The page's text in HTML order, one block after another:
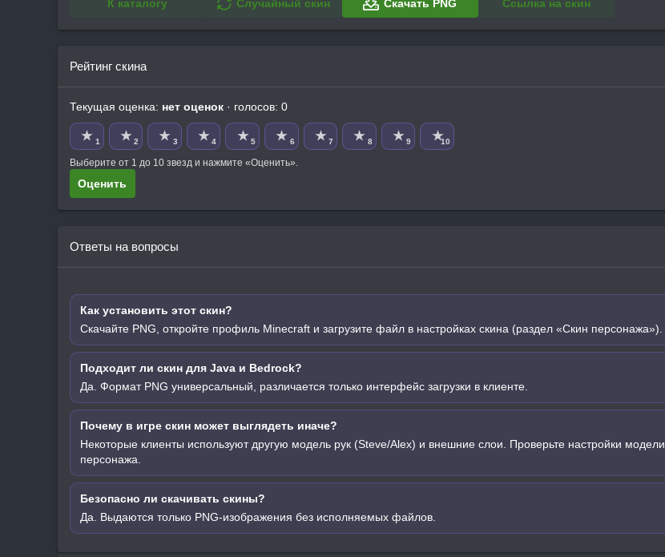
К каталогу Случайный скин Скачать PNG Ссылка на скин
Рейтинг скина
Текущая оценка: нет оценок · голосов: 0
★ 1 ★ 2 ★ 3 ★ 4 ★ 5 ★ 6 ★ 7 ★ 8 ★ 9 ★10
Выберите от 1 до 10 звезд и нажмите «Оценить».
Оценить
Ответы на вопросы
Как установить этот скин?
Скачайте PNG, откройте профиль Minecraft и загрузите файл в настройках скина (раздел «Скин персонажа»).
Подходит ли скин для Java и Bedrock?
Да. Формат PNG универсальный, различается только интерфейс загрузки в клиенте.
Почему в игре скин может выглядеть иначе?
Некоторые клиенты используют другую модель рук (Steve/Alex) и внешние слои. Проверьте настройки модели
персонажа.
Безопасно ли скачивать скины?
Да. Выдаются только PNG-изображения без исполняемых файлов.